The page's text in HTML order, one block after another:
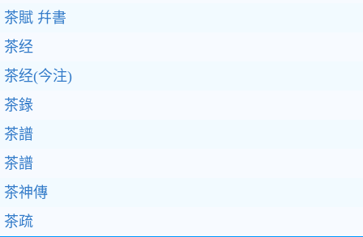
茶賦 幷書
茶经
茶经(今注)
茶錄
茶譜
茶譜
茶神傳
茶疏